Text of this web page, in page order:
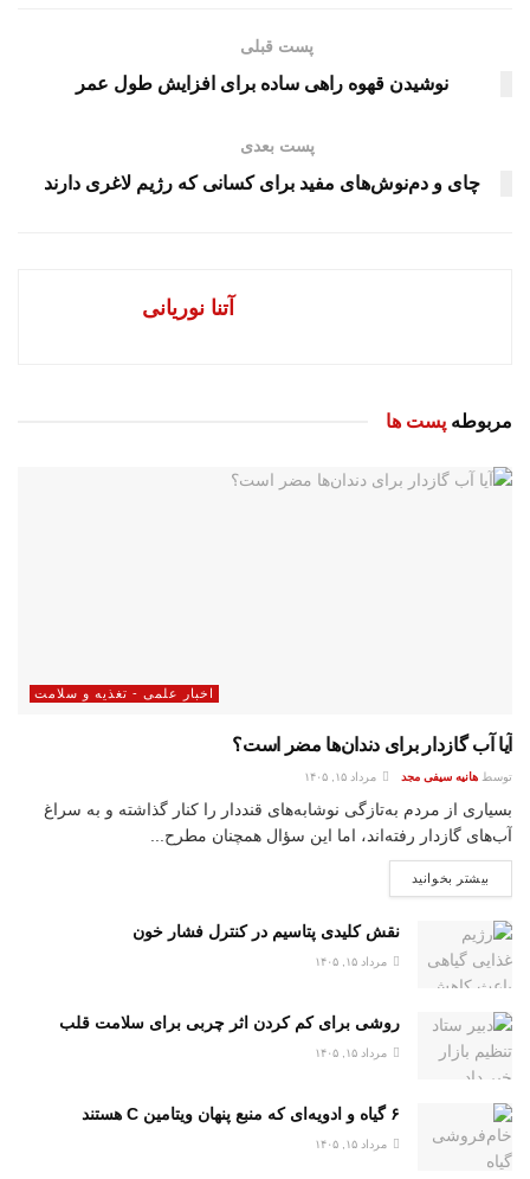
پست قبلی
نوشیدن قهوه راهی ساده برای افزایش طول عمر
پست بعدی
چای و دم‌نوش‌های مفید برای کسانی که رژیم لاغری دارند
آتنا نوریانی
مربوطه پست ها
اخبار علمی - تغذیه و سلامت
آیا آب گازدار برای دندان‌ها مضر است؟
توسط هانیه سیفی مجد مرداد ۱۵, ۱۴۰۵
بسیاری از مردم به‌تازگی نوشابه‌های قنددار را کنار گذاشته و به سراغ
آب‌های گازدار رفته‌اند، اما این سؤال همچنان مطرح...
بیشتر بخوانید
نقش کلیدی پتاسیم در کنترل فشار خون
مرداد ۱۵, ۱۴۰۵
روشی برای کم کردن اثر چربی برای سلامت قلب
مرداد ۱۵, ۱۴۰۵
۶ گیاه و ادویه‌ای که منبع پنهان ویتامین C هستند
مرداد ۱۵, ۱۴۰۵